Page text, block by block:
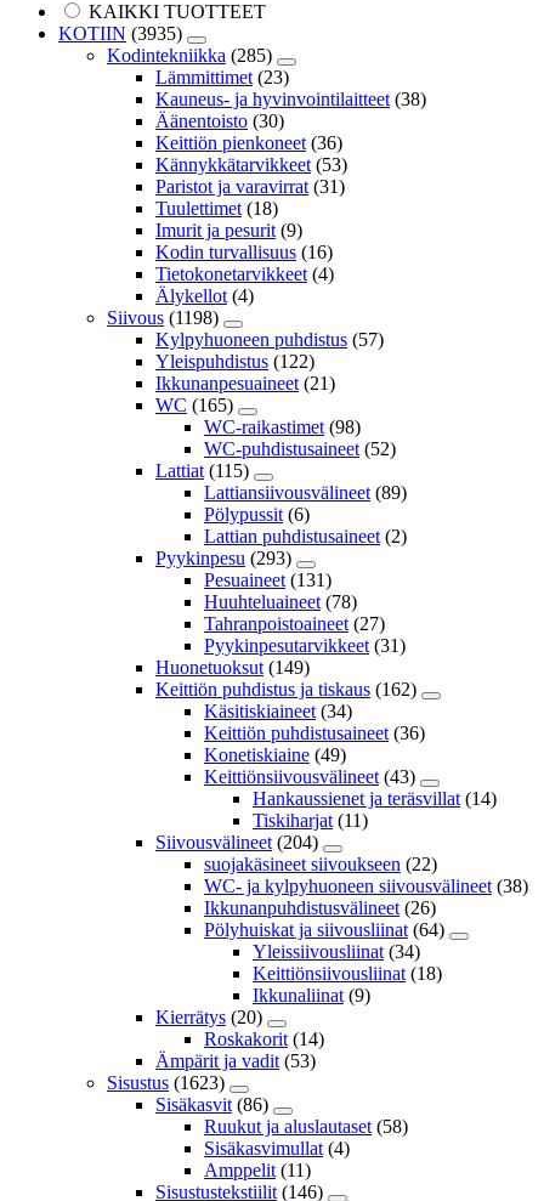
KAIKKI TUOTTEET
KOTIIN (3935)
Kodintekniikka (285)
Lämmittimet (23)
Kauneus- ja hyvinvointilaitteet (38)
Äänentoisto (30)
Keittiön pienkoneet (36)
Kännykkätarvikkeet (53)
Paristot ja varavirrat (31)
Tuulettimet (18)
Imurit ja pesurit (9)
Kodin turvallisuus (16)
Tietokonetarvikkeet (4)
Älykellot (4)
Siivous (1198)
Kylpyhuoneen puhdistus (57)
Yleispuhdistus (122)
Ikkunanpesuaineet (21)
WC (165)
WC-raikastimet (98)
WC-puhdistusaineet (52)
Lattiat (115)
Lattiansiivousvälineet (89)
Pölypussit (6)
Lattian puhdistusaineet (2)
Pyykinpesu (293)
Pesuaineet (131)
Huuhteluaineet (78)
Tahranpoistoaineet (27)
Pyykinpesutarvikkeet (31)
Huonetuoksut (149)
Keittiön puhdistus ja tiskaus (162)
Käsitiskiaineet (34)
Keittiön puhdistusaineet (36)
Konetiskiaine (49)
Keittiönsiivousvälineet (43)
Hankaussienet ja teräsvillat (14)
Tiskiharjat (11)
Siivousvälineet (204)
suojakäsineet siivoukseen (22)
WC- ja kylpyhuoneen siivousvälineet (38)
Ikkunanpuhdistusvälineet (26)
Pölyhuiskat ja siivousliinat (64)
Yleissiivousliinat (34)
Keittiönsiivousliinat (18)
Ikkunaliinat (9)
Kierrätys (20)
Roskakorit (14)
Ämpärit ja vadit (53)
Sisustus (1623)
Sisäkasvit (86)
Ruukut ja aluslautaset (58)
Sisäkasvimullat (4)
Amppelit (11)
Sisustustekstiilit (146)